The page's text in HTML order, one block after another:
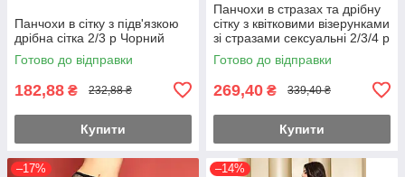
Панчохи в сітку з підв'язкою
дрібна сітка 2/3 р Чорний
Готово до відправки
182,88 ₴ 232,88 ₴
Купити
Панчохи в стразах та дрібну
сітку з квітковими візерунками
зі стразами сексуальні 2/3/4 р
Чорний
Готово до відправки
269,40 ₴ 339,40 ₴
Купити
–17% –14%